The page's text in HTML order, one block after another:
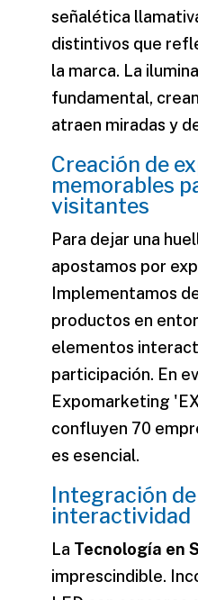
señalética
distintivos que
la marca. La
fundamental,
atraen miradas y
Creación de
memorables
visitantes
Para dejar una
apostamos por
Implementamos
productos en
elementos
participación. En
Expomarketing
confluyen 70
es esencial.
Integración
interactividad
La Tecnología en
imprescindible.